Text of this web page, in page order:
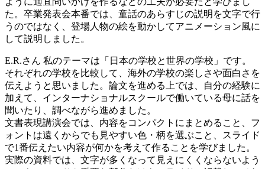
た。卒業発表会本番では、童話のあらすじの説明を文字で行
うのではなく、登場人物の絵を動かしてアニメーション風に
して説明しました。
E.R.さん 私のテーマは「日本の学校と世界の学校」です。
それぞれの学校を比較して、海外の学校の楽しさや面白さを
伝えようと思いました。論文を進める上では、自分の経験に
加えて、インターナショナルスクールで働いている母に話を
聞いたり、調べながら進めました。
文書表現講演会では、内容をコンパクトにまとめること、フ
ォントは遠くからでも見やすい色・柄を選ぶこと、スライド
で1番伝えたい内容が何かを考えて作ることを学びました。
実際の資料では、文字が多くなって見えにくくならないよう